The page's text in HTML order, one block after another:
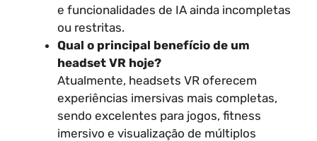
e funcionalidades de IA ainda incompletas
ou restritas.
Qual o principal benefício de um
headset VR hoje?
Atualmente, headsets VR oferecem
experiências imersivas mais completas,
sendo excelentes para jogos, fitness
imersivo e visualização de múltiplos